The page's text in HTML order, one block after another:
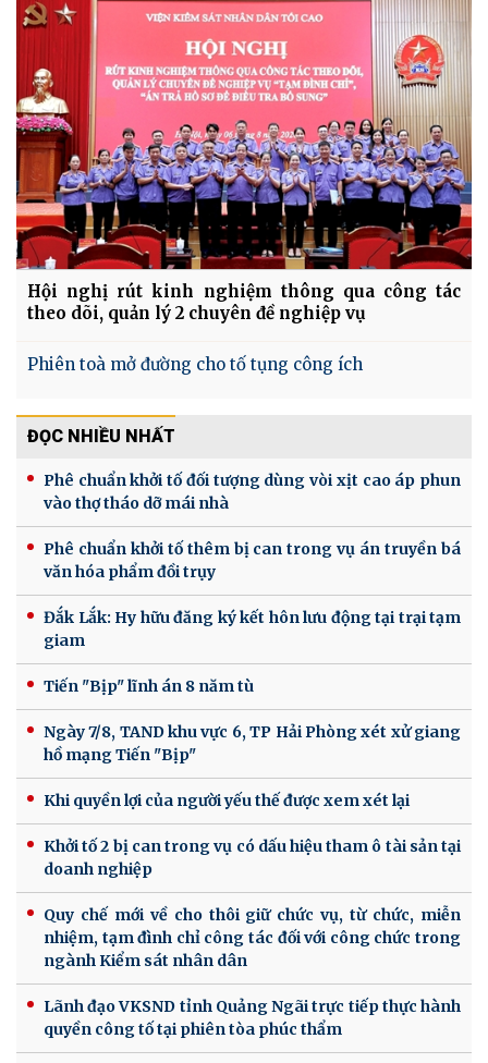
Hội nghị rút kinh nghiệm thông qua công tác
theo dõi, quản lý 2 chuyên đề nghiệp vụ
Phiên toà mở đường cho tố tụng công ích
ĐỌC NHIỀU NHẤT
Phê chuẩn khởi tố đối tượng dùng vòi xịt cao áp phun
vào thợ tháo dỡ mái nhà
Phê chuẩn khởi tố thêm bị can trong vụ án truyền bá
văn hóa phẩm đồi trụy
Đắk Lắk: Hy hữu đăng ký kết hôn lưu động tại trại tạm
giam
Tiến "Bịp" lĩnh án 8 năm tù
Ngày 7/8, TAND khu vực 6, TP Hải Phòng xét xử giang
hồ mạng Tiến "Bịp"
Khi quyền lợi của người yếu thế được xem xét lại
Khởi tố 2 bị can trong vụ có dấu hiệu tham ô tài sản tại
doanh nghiệp
Quy chế mới về cho thôi giữ chức vụ, từ chức, miễn
nhiệm, tạm đình chỉ công tác đối với công chức trong
ngành Kiểm sát nhân dân
Lãnh đạo VKSND tỉnh Quảng Ngãi trực tiếp thực hành
quyền công tố tại phiên tòa phúc thẩm